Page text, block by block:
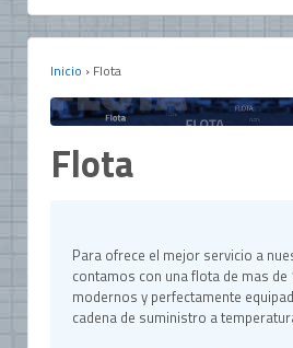
Inicio › Flota
Flota
Para ofrece el mejor servicio a
contamos con una flota de mas de
modernos y perfectamente
cadena de suministro a